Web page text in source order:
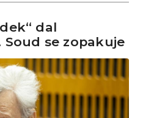
dal
Soud se zopakuje